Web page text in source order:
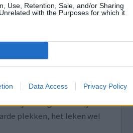
Use, Retention, Sale, and/or Sharing
with the Purposes for which it
Data Access Privacy Policy
mijn hele gezicht! Mijn
plekken, het leken wel